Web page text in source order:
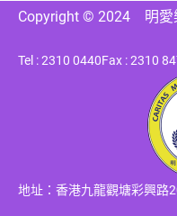
Copyright © 2024 明
Tel : 2310 0440Fax : 2310
地址：香港九龍觀塘彩興路